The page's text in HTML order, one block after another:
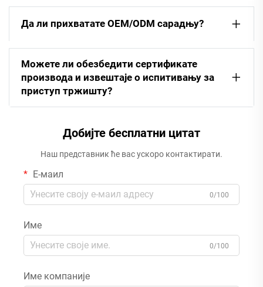
Да ли прихватате OEM/ODM сарадњу?
Можете ли обезбедити сертификате
производа и извештаје о испитивању за
приступ тржишту?
Добијте бесплатни цитат
Наш представник ће вас ускоро контактирати.
Е-маил
0/100
Име
0/100
Име компаније